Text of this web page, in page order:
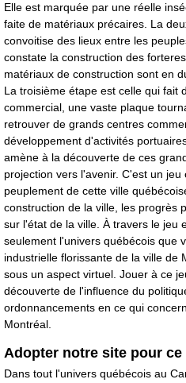
Elle est marquée par une réelle
faite de matériaux précaires. La
convoitise des lieux entre les
constate la construction des
matériaux de construction sont en
La troisième étape est celle qui fait
commercial, une vaste plaque
retrouver de grands centres
développement d'activités
amène à la découverte de ces
projection vers l'avenir. C'est un
peuplement de cette ville
construction de la ville, les progrès
sur l'état de la ville. À travers le jeu
seulement l'univers québécois que
industrielle florissante de la ville de
sous un aspect virtuel. Jouer à ce
découverte de l'influence du
ordonnancements en ce qui
Montréal.
Adopter notre site pour
Dans tout l'univers québécois au